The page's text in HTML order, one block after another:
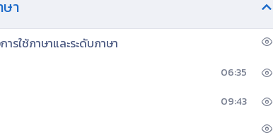
รเรียนรู้จากประสบการณ์จริง กระบวนการแก้ปัญหา เพื่อให้
ร้างองค์ความรู้ใหม่ได้ด้วยตนเอง เกิดทักษะทางภาษาและ
มีความรักชาติ ศาสน์กษัตริย์ซื่อสัตย์สุจริต มีวินัย ใฝ่เรียนรู้อยู่
ตสาธารณะ และรักการอ่าน
วรรณคดีวรรณกรรมไทย ตลอดจนเกิดความภาคภูมิใจ
นการสื่อสารได้อย่างมีประสิทธิภาพ ใช้ภาษาในการแสวงหา
ษา
รใช้ภาษาและระดับภาษา
06:35
09:43